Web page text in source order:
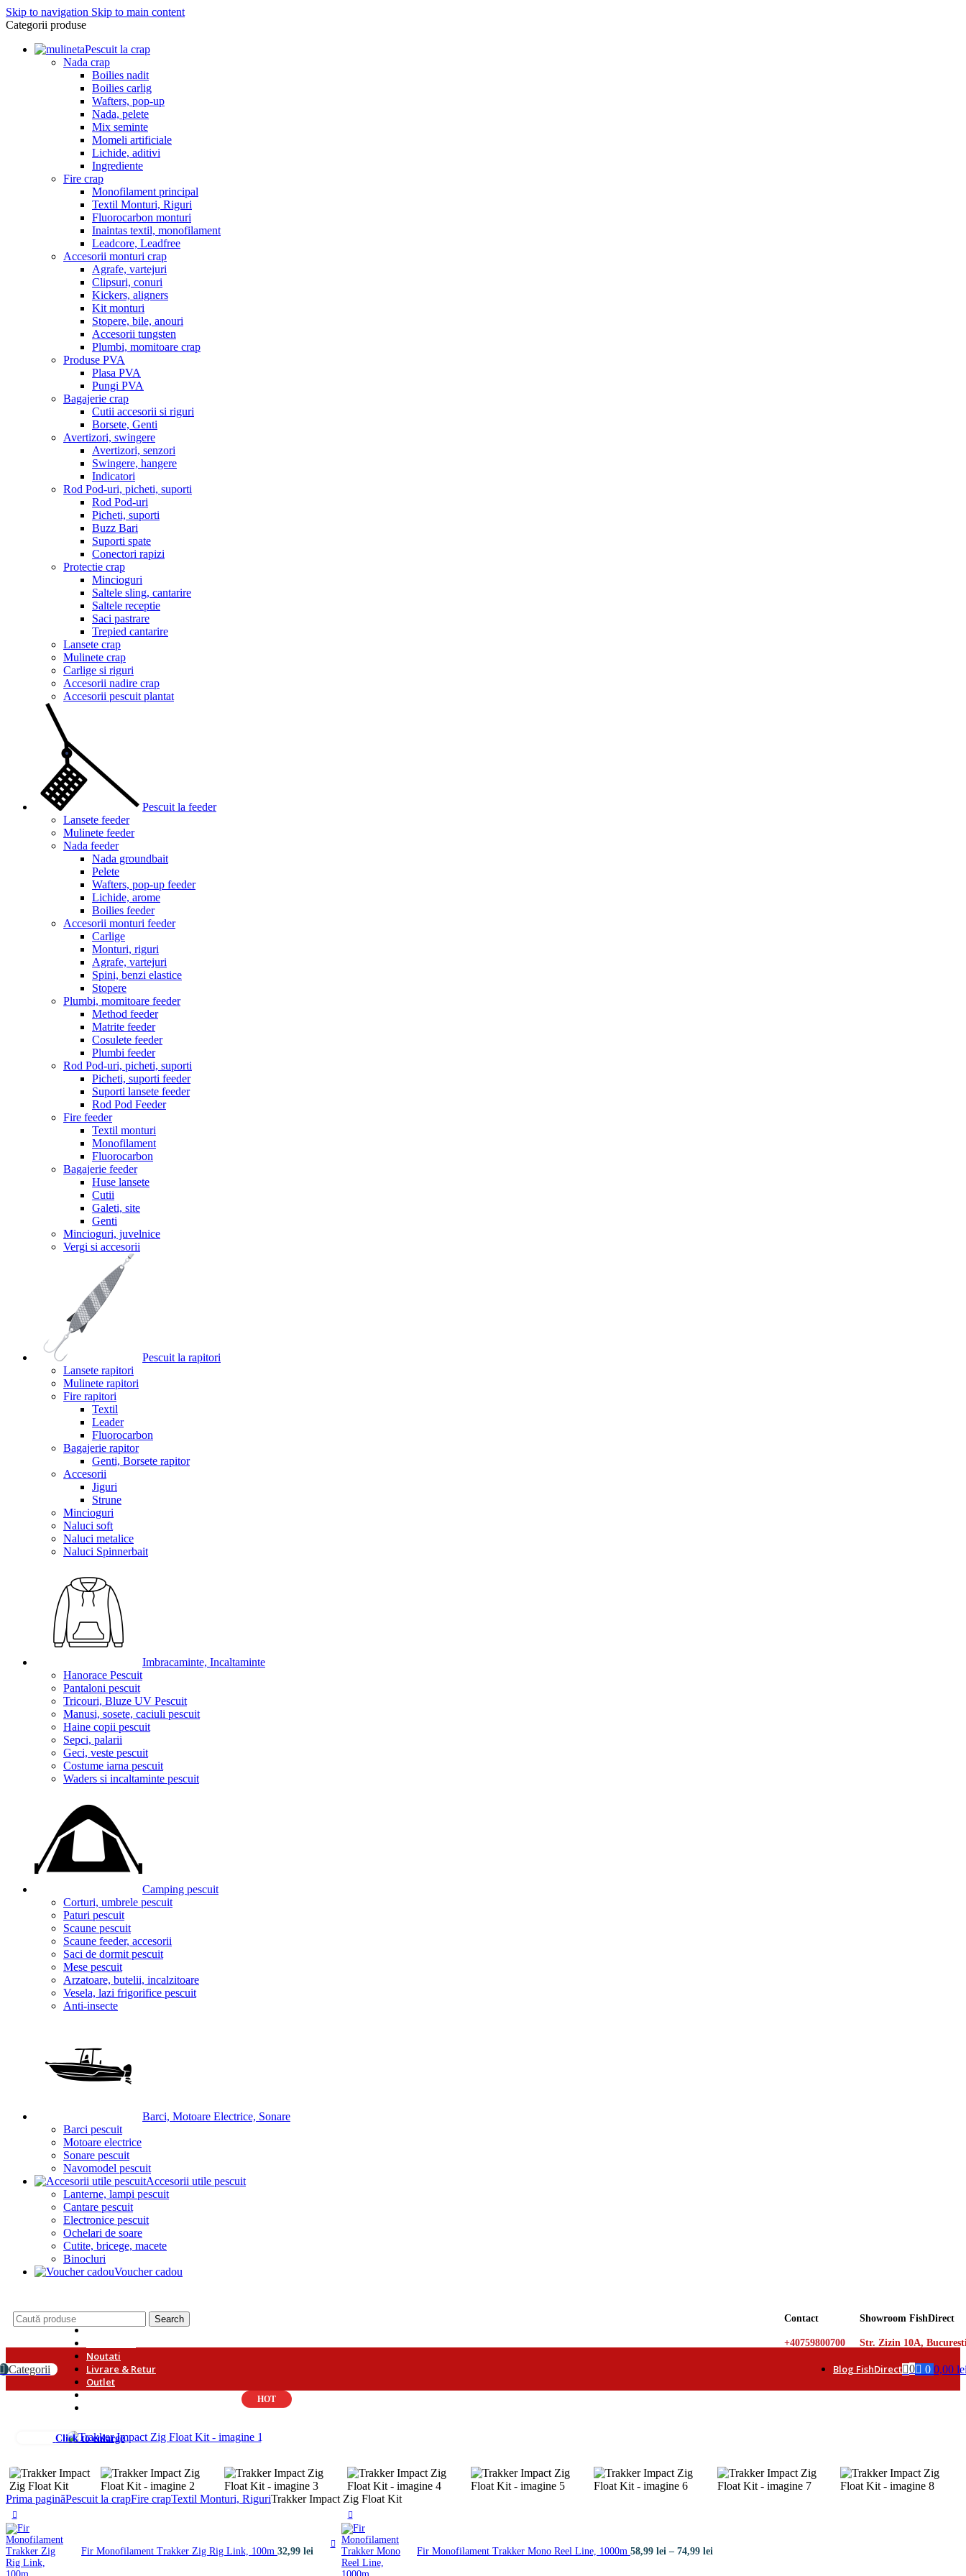
Skip to navigation Skip to main content
Categorii produse
Pescuit la crap
Nada crap
Boilies nadit
Boilies carlig
Wafters, pop-up
Nada, pelete
Mix seminte
Momeli artificiale
Lichide, aditivi
Ingrediente
Fire crap
Monofilament principal
Textil Monturi, Riguri
Fluorocarbon monturi
Inaintas textil, monofilament
Leadcore, Leadfree
Accesorii monturi crap
Agrafe, vartejuri
Clipsuri, conuri
Kickers, aligners
Kit monturi
Stopere, bile, anouri
Accesorii tungsten
Plumbi, momitoare crap
Produse PVA
Plasa PVA
Pungi PVA
Bagajerie crap
Cutii accesorii si riguri
Borsete, Genti
Avertizori, swingere
Avertizori, senzori
Swingere, hangere
Indicatori
Rod Pod-uri, picheti, suporti
Rod Pod-uri
Picheti, suporti
Buzz Bari
Suporti spate
Conectori rapizi
Protectie crap
Mincioguri
Saltele sling, cantarire
Saltele receptie
Saci pastrare
Trepied cantarire
Lansete crap
Mulinete crap
Carlige si riguri
Accesorii nadire crap
Accesorii pescuit plantat
Pescuit la feeder
Lansete feeder
Mulinete feeder
Nada feeder
Nada groundbait
Pelete
Wafters, pop-up feeder
Lichide, arome
Boilies feeder
Accesorii monturi feeder
Carlige
Monturi, riguri
Agrafe, vartejuri
Spini, benzi elastice
Stopere
Plumbi, momitoare feeder
Method feeder
Matrite feeder
Cosulete feeder
Plumbi feeder
Rod Pod-uri, picheti, suporti
Picheti, suporti feeder
Suporti lansete feeder
Rod Pod Feeder
Fire feeder
Textil monturi
Monofilament
Fluorocarbon
Bagajerie feeder
Huse lansete
Cutii
Galeti, site
Genti
Mincioguri, juvelnice
Vergi si accesorii
Pescuit la rapitori
Lansete rapitori
Mulinete rapitori
Fire rapitori
Textil
Leader
Fluorocarbon
Bagajerie rapitor
Genti, Borsete rapitor
Accesorii
Jiguri
Strune
Mincioguri
Naluci soft
Naluci metalice
Naluci Spinnerbait
Imbracaminte, Incaltaminte
Hanorace Pescuit
Pantaloni pescuit
Tricouri, Bluze UV Pescuit
Manusi, sosete, caciuli pescuit
Haine copii pescuit
Sepci, palarii
Geci, veste pescuit
Costume iarna pescuit
Waders si incaltaminte pescuit
Camping pescuit
Corturi, umbrele pescuit
Paturi pescuit
Scaune pescuit
Scaune feeder, accesorii
Saci de dormit pescuit
Mese pescuit
Arzatoare, butelii, incalzitoare
Vesela, lazi frigorifice pescuit
Anti-insecte
Barci, Motoare Electrice, Sonare
Barci pescuit
Motoare electrice
Sonare pescuit
Navomodel pescuit
Accesorii utile pescuit
Lanterne, lampi pescuit
Cantare pescuit
Electronice pescuit
Ochelari de soare
Cutite, bricege, macete
Binocluri
Voucher cadou
Search Contact
+40759800700
Showroom FishDirect
Str. Zizin 10A,
Categorii
Promotii
Noutati
Livrare & Retur
Outlet
Servicii Mulinete
Blog FishDirect 0 0 0,00
HOT
Click to enlarge
Prima paginăPescuit la crapFire crapTextil Monturi, RiguriTrakker Impact Zig Float Kit
Fir Monofilament Trakker Zig Rig Link, 100m 32,99 lei Fir Monofilament Trakker Mono Reel Line, 1000m 58,99 lei – 74,99 lei